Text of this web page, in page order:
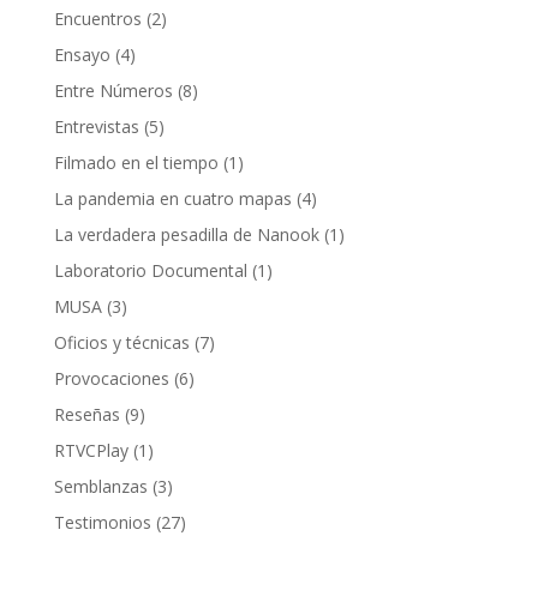
Encuentros (2)
Ensayo (4)
Entre Números (8)
Entrevistas (5)
Filmado en el tiempo (1)
La pandemia en cuatro mapas (4)
La verdadera pesadilla de Nanook(1)
Laboratorio Documental (1)
MUSA(3)
Oficios y técnicas (7)
Provocaciones (6)
Reseñas (9)
RTVCPlay(1)
Semblanzas (3)
Testimonios (27)